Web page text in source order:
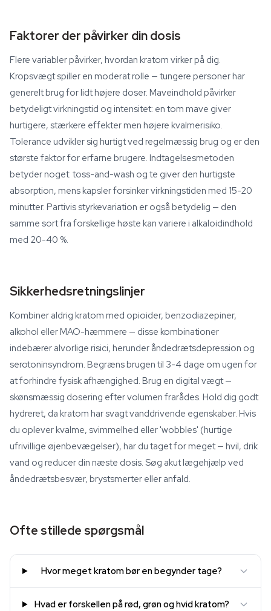
Faktorer der påvirker din dosis
Flere variabler påvirker, hvordan kratom virker på dig.
Kropsvægt spiller en moderat rolle — tungere personer har
generelt brug for lidt højere doser. Maveindhold påvirker
betydeligt virkningstid og intensitet: en tom mave giver
hurtigere, stærkere effekter men højere kvalmerisiko.
Tolerance udvikler sig hurtigt ved regelmæssig brug og er den
største faktor for erfarne brugere. Indtagelsesmetoden
betyder noget: toss-and-wash og te giver den hurtigste
absorption, mens kapsler forsinker virkningstiden med 15-20
minutter. Partivis styrkevariation er også betydelig — den
samme sort fra forskellige høste kan variere i alkaloidindhold
med 20-40 %.
Sikkerhedsretningslinjer
Kombiner aldrig kratom med opioider, benzodiazepiner,
alkohol eller MAO-hæmmere — disse kombinationer
indebærer alvorlige risici, herunder åndedrætsdepression og
serotoninsyndrom. Begræns brugen til 3-4 dage om ugen for
at forhindre fysisk afhængighed. Brug en digital vægt —
skønsmæssig dosering efter volumen frarådes. Hold dig godt
hydreret, da kratom har svagt vanddrivende egenskaber. Hvis
du oplever kvalme, svimmelhed eller 'wobbles' (hurtige
ufrivillige øjenbevægelser), har du taget for meget — hvil, drik
vand og reducer din næste dosis. Søg akut lægehjælp ved
åndedrætsbesvær, brystsmerter eller anfald.
Ofte stillede spørgsmål
Hvor meget kratom bør en begynder tage?
Hvad er forskellen på rød, grøn og hvid kratom?